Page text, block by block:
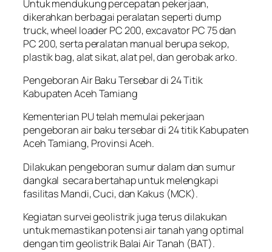
Untuk mendukung percepatan pekerjaan,
dikerahkan berbagai peralatan seperti dump
truck, wheel loader PC 200, excavator PC 75 dan
PC 200, serta peralatan manual berupa sekop,
plastik bag, alat sikat, alat pel, dan gerobak arko.
Pengeboran Air Baku Tersebar di 24 Titik
Kabupaten Aceh Tamiang
Kementerian PU telah memulai pekerjaan
pengeboran air baku tersebar di 24 titik Kabupaten
Aceh Tamiang, Provinsi Aceh.
Dilakukan pengeboran sumur dalam dan sumur
dangkal secara bertahap untuk melengkapi
fasilitas Mandi, Cuci, dan Kakus (MCK).
Kegiatan survei geolistrik juga terus dilakukan
untuk memastikan potensi air tanah yang optimal
dengan tim geolistrik Balai Air Tanah (BAT).